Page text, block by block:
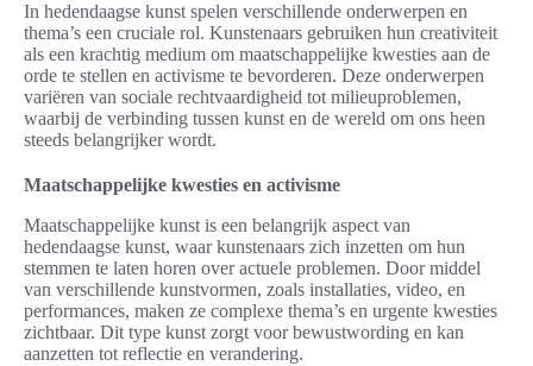
In hedendaagse kunst spelen verschillende onderwerpen en
thema’s een cruciale rol. Kunstenaars gebruiken hun creativiteit
als een krachtig medium om maatschappelijke kwesties aan de
orde te stellen en activisme te bevorderen. Deze onderwerpen
variëren van sociale rechtvaardigheid tot milieuproblemen,
waarbij de verbinding tussen kunst en de wereld om ons heen
steeds belangrijker wordt.
Maatschappelijke kwesties en activisme
Maatschappelijke kunst is een belangrijk aspect van
hedendaagse kunst, waar kunstenaars zich inzetten om hun
stemmen te laten horen over actuele problemen. Door middel
van verschillende kunstvormen, zoals installaties, video, en
performances, maken ze complexe thema’s en urgente kwesties
zichtbaar. Dit type kunst zorgt voor bewustwording en kan
aanzetten tot reflectie en verandering.